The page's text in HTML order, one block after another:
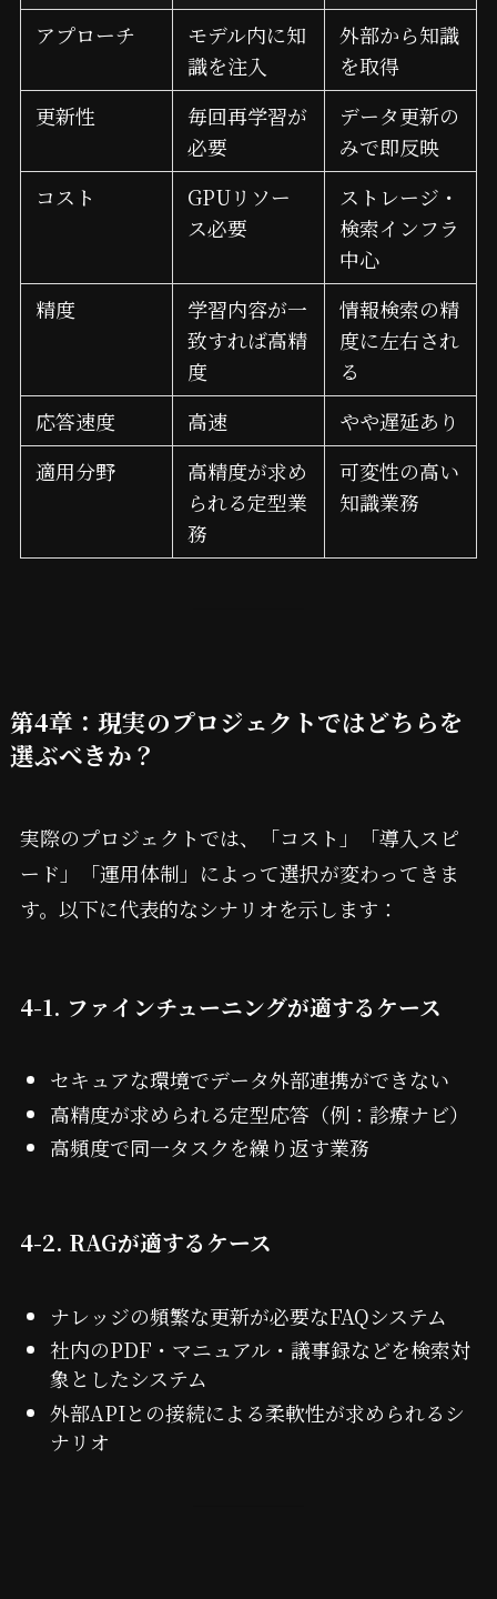
アプローチ
モデル内に知
識を注入
外部から知識
を取得
更新性
毎回再学習が
必要
データ更新の
みで即反映
コスト
GPUリソー
ス必要
ストレージ・
検索インフラ
中心
精度
学習内容が一
致すれば高精
度
情報検索の精
度に左右され
る
応答速度
高速
やや遅延あり
適用分野
高精度が求め
られる定型業
務
可変性の高い
知識業務
第4章：現実のプロジェクトではどちらを
選ぶべきか？
実際のプロジェクトでは、「コスト」「導入スピ
ード」「運用体制」によって選択が変わってきま
す。以下に代表的なシナリオを示します：
4-1. ファインチューニングが適するケース
セキュアな環境でデータ外部連携ができない
高精度が求められる定型応答（例：診療ナビ）
高頻度で同一タスクを繰り返す業務
4-2. RAGが適するケース
ナレッジの頻繁な更新が必要なFAQシステム
社内のPDF・マニュアル・議事録などを検索対
象としたシステム
外部APIとの接続による柔軟性が求められるシ
ナリオ